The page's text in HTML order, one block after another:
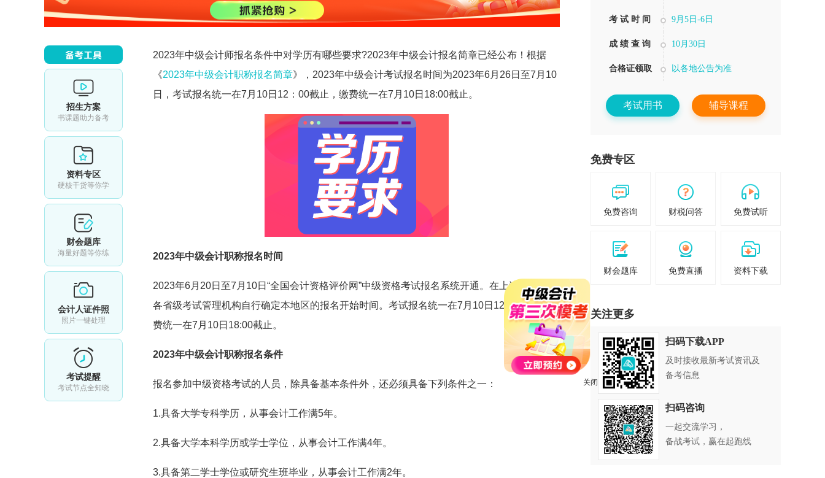
招生方案
书课题助力备考
资料专区
硬核干货等你学
财会题库
海量好题等你练
会计人证件照
照片一键处理
考试提醒
考试节点全知晓
2023年中级会计师报名条件中对学历有哪些要求?2023年中级会计报名简章已经公布！根据
《2023年中级会计职称报名简章》，2023年中级会计考试报名时间为2023年6月26日至7月10
日，考试报名统一在7月10日12：00截止，缴费统一在7月10日18:00截止。
2023年中级会计职称报名时间
2023年6月20日至7月10日“全国会计资格评价网”中级资格考试报名系统开通。在上述时间内，
各省级考试管理机构自行确定本地区的报名开始时间。考试报名统一在7月10日12:00截止，缴
费统一在7月10日18:00截止。
2023年中级会计职称报名条件
报名参加中级资格考试的人员，除具备基本条件外，还必须具备下列条件之一：
1.具备大学专科学历，从事会计工作满5年。
2.具备大学本科学历或学士学位，从事会计工作满4年。
3.具备第二学士学位或研究生班毕业，从事会计工作满2年。
考 试 时 间 9月5日-6日
成 绩 查 询 10月30日
合格证领取 以各地公告为准
考试用书 辅导课程
免费专区
免费咨询 财税问答 免费试听
财会题库 免费直播 资料下载
关注更多
扫码下载APP
及时接收最新考试资讯及
备考信息
扫码咨询
一起交流学习，
备战考试，赢在起跑线
关闭